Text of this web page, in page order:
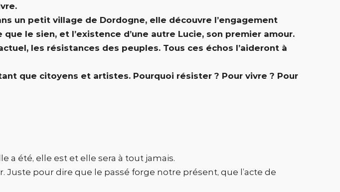
un petit village de Dordogne, elle découvre l’engagement
le sien, et l’existence d’une autre Lucie, son premier amour.
les résistances des peuples. Tous ces échos l’aideront à
que citoyens et artistes. Pourquoi résister ? Pour vivre ? Pour
a été, elle est et elle sera à tout jamais.
Juste pour dire que le passé forge notre présent, que l’acte de